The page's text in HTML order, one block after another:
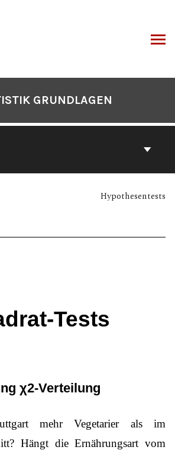
GRUNDLAGEN
Hypothesentests
Tests
χ2-Verteilung
mehr Vegetarier als im
Hängt die Ernährungsart vom